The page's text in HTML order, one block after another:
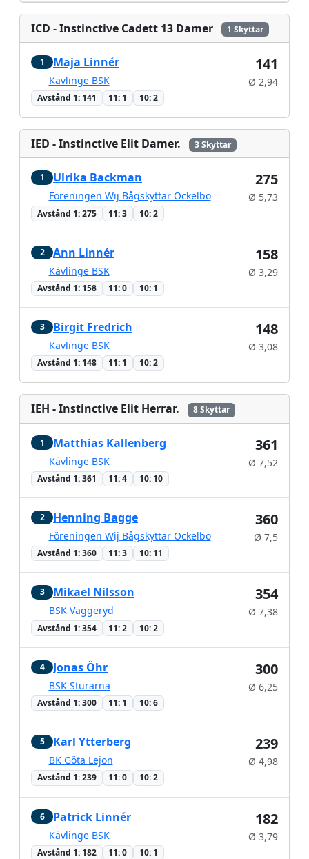
ICD - Instinctive Cadett 13 Damer 1 Skyttar
1 Maja Linnér
Kävlinge BSK
Avstånd 1: 141 11: 1 10: 2
141
Ø 2,94
IED - Instinctive Elit Damer. 3 Skyttar
1 Ulrika Backman
Föreningen Wij Bågskyttar Ockelbo
Avstånd 1: 275 11: 3 10: 2
275
Ø 5,73
2 Ann Linnér
Kävlinge BSK
Avstånd 1: 158 11: 0 10: 1
158
Ø 3,29
3 Birgit Fredrich
Kävlinge BSK
Avstånd 1: 148 11: 1 10: 2
148
Ø 3,08
IEH - Instinctive Elit Herrar. 8 Skyttar
1 Matthias Kallenberg
Kävlinge BSK
Avstånd 1: 361 11: 4 10: 10
361
Ø 7,52
2 Henning Bagge
Föreningen Wij Bågskyttar Ockelbo
Avstånd 1: 360 11: 3 10: 11
360
Ø 7,5
3 Mikael Nilsson
BSK Vaggeryd
Avstånd 1: 354 11: 2 10: 2
354
Ø 7,38
4 Jonas Öhr
BSK Sturarna
Avstånd 1: 300 11: 1 10: 6
300
Ø 6,25
5 Karl Ytterberg
BK Göta Lejon
Avstånd 1: 239 11: 0 10: 2
239
Ø 4,98
6 Patrick Linnér
Kävlinge BSK
Avstånd 1: 182 11: 0 10: 1
182
Ø 3,79